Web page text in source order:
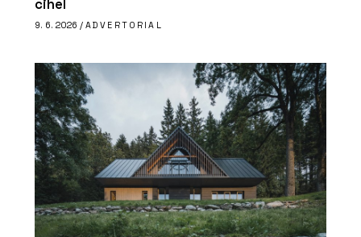
cihel
9. 6. 2026 / ADVERTORIAL